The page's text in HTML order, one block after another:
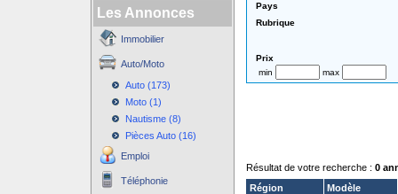
Les Annonces
Immobilier
Auto/Moto
Auto (173)
Moto (1)
Nautisme (8)
Pièces Auto (16)
Emploi
Téléphonie
Pays
Rubrique
Prix
min
max
Résultat de votre recherche : 0
Région
Modèle